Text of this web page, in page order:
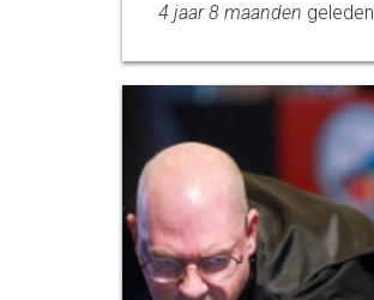
4 jaar 8 maanden geleden